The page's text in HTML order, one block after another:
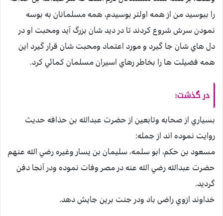
را ببوسيد من از همه اولتر بوسيدم، همه مسلمانان به بوسه
نمودن سرش شروع كردند تا در ديد شان بزرگ آيد ومحبت او در
دل هاي شان جا گيرد و مورد اعتماد ومحبت شان قرار گيرد اين
همه فضيلت ها را بخاطر رهاي اسيران مسلمان كمائي كرد.
در گذشت:
بسياري از صحابه وتابعين از حضرت عبدالله بن حذافه حديث
روايت نموده اند از جمله:
مسعود بن حكم، ابو سلمه، سليمان بن يسار وغيره رضي الله عنهم
حضرت عبدالله رضي الله عنه در مصر وفات نموده ودر آنجا دفن
گرديد.
خداوند ازوي راضی باد ودر جنت برين جايش دهد.